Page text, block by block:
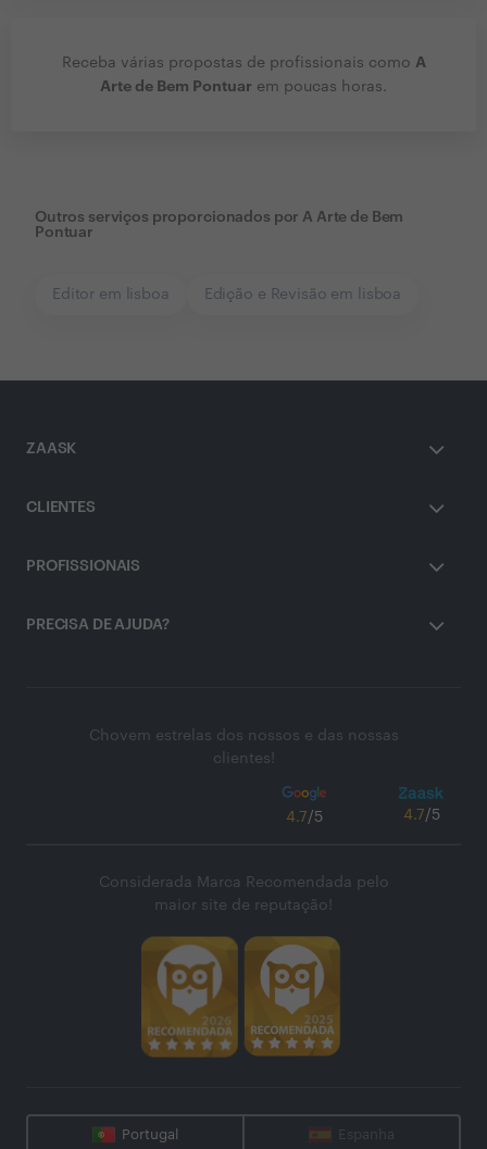
Receba várias propostas de profissionais como A
Arte de Bem Pontuar em poucas horas.
Outros serviços proporcionados por A Arte de Bem
Pontuar
Editor em lisboa Edição e Revisão em lisboa
ZAASK
CLIENTES
PROFISSIONAIS
PRECISA DE AJUDA?
Chovem estrelas dos nossos e das nossas
clientes!
4.7/5 4.7/5
Considerada Marca Recomendada pelo
maior site de reputação!
Portugal Espanha